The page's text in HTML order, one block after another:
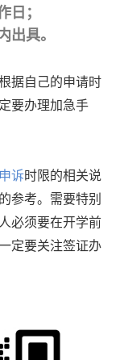
日；
出具。
据自己的申请时
要办理加急手
诉时限的相关说
参考。需要特别
必须要在开学前
定要关注签证办